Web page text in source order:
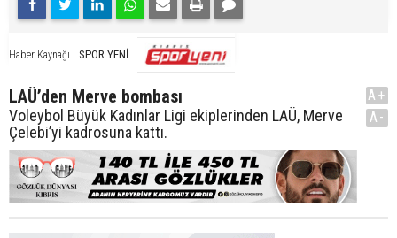
Haber Kaynağı SPOR YENİ
LAÜ’den Merve bombası
Voleybol Büyük Kadınlar Ligi ekiplerinden LAÜ, Merve
Çelebi’yi kadrosuna kattı.
A+
A-